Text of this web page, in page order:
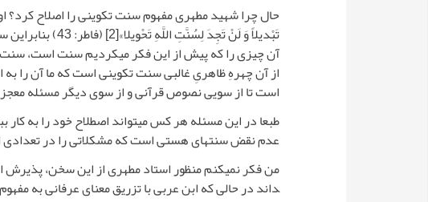
حال چرا شهید مطهری مفهوم سنت تکوینی را اصلاح کرد؟
تَبْديلاً وَ لَنْ تَجِدَ لِسُنَّتِ اللَّهِ تَحْويلا»[2] (فاطر: 43)
آن چیزی را که پیش از این فکر می­کردیم سنت است، سنت
از آن چهرهِ ظاهریِ غالبی سنت تکوینی است که ما آن را
است تا از سویی نصوص قرآنی و از سوی دیگر مسئله
طبعا در این مسئله هر کس می­تواند اصطلاح خود را به
عدم نقض سنت­های هستی است که مشکلاتی را در تعدادی
داند در حالی که ابن عربی با تزریق معنای عرفانی به